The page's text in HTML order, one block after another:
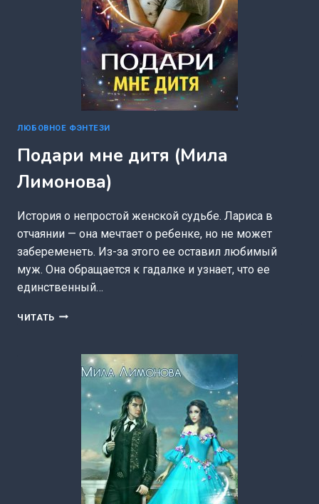
ЛЮБОВНОЕ ФЭНТЕЗИ
Подари мне дитя (Мила
Лимонова)
История о непростой женской судьбе. Лариса в
отчаянии — она мечтает о ребенке, но не может
забеременеть. Из-за этого ее оставил любимый
муж. Она обращается к гадалке и узнает, что ее
единственный…
ЧИТАТЬ ПОДАРИ
(МИЛА
ЛИМОНОВА)